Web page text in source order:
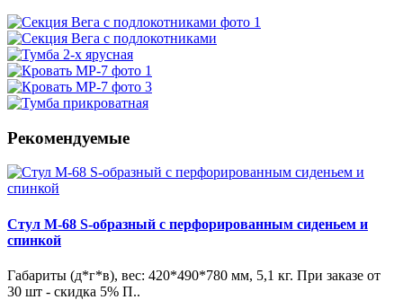
Рекомендуемые
Стул М-68 S-образный с перфорированным сиденьем и
спинкой
Габариты (д*г*в), вес: 420*490*780 мм, 5,1 кг. При заказе от
30 шт - скидка 5% П..